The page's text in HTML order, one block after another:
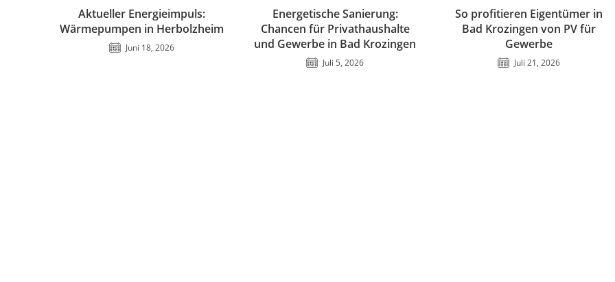
Aktueller Energieimpuls:
Wärmepumpen in Herbolzheim
Juni 18, 2026
Energetische Sanierung:
Chancen für Privathaushalte
und Gewerbe in Bad Krozingen
Juli 5, 2026
So profitieren Eigentümer in
Bad Krozingen von PV für
Gewerbe
Juli 21, 2026